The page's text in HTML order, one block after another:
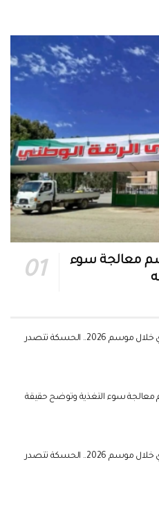
معالجة سوء
قفزة في إنتاج القمح السوري خلال موسم 2026.. الحسكة تتصدر
معالجة سوء التغذية وتوضح حقيقة
قفزة في إنتاج القمح السوري خلال موسم 2026.. الحسكة تتصدر